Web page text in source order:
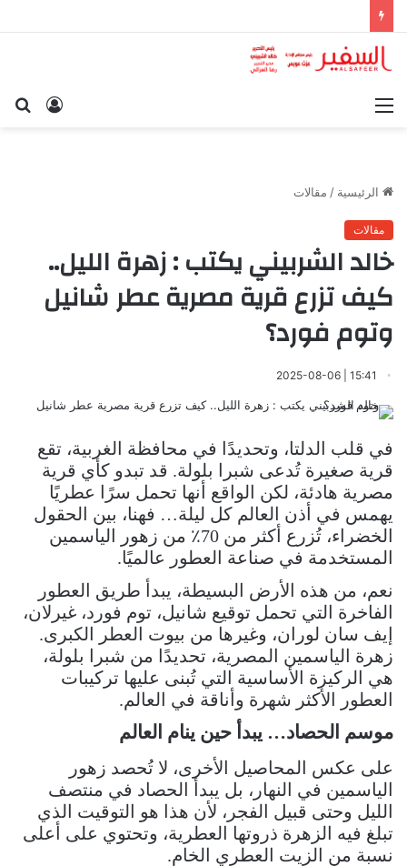
تسجيل
الرئيسية / مقالات
مقالات
خالد الشربيني يكتب : زهرة الليل..
كيف تزرع قرية مصرية عطر شانيل
وتوم فورد؟
في قلب الدلتا، وتحديدًا في محافظة الغربية، تقع
قرية صغيرة تُدعى شبرا بلولة. قد تبدو كأي قرية
مصرية هادئة، لكن الواقع أنها تحمل سرًا عطريًا
يهمس في أذن العالم كل ليلة… فهنا، بين الحقول
الخضراء، تُزرع أكثر من 70٪ من زهور الياسمين
المستخدمة في صناعة العطور عالميًا.
نعم، من هذه الأرض البسيطة، يبدأ طريق العطور
الفاخرة التي تحمل توقيع شانيل، توم فورد، غيرلان،
إيف سان لوران، وغيرها من بيوت العطر الكبرى.
زهرة الياسمين المصرية، تحديدًا من شبرا بلولة،
هي الركيزة الأساسية التي تُبنى عليها تركيبات
العطور الأكثر شهرة وأناقة في العالم.
موسم الحصاد… يبدأ حين ينام العالم
على عكس المحاصيل الأخرى، لا تُحصد زهور
الياسمين في النهار، بل يبدأ الحصاد في منتصف
الليل وحتى قبيل الفجر، لأن هذا هو التوقيت الذي
تبلغ فيه الزهرة ذروتها العطرية، وتحتوي على أعلى
نسبة من الزيت العطري الخام.